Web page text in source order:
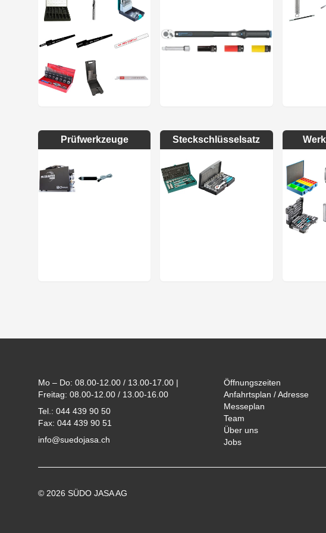
Prüfwerkzeuge Steckschlüsselsatz
Mo – Do: 08.00-12.00 / 13.00-17.00 |
Freitag: 08.00-12.00 / 13.00-16.00
Tel.: 044 439 90 50
Fax: 044 439 90 51
info@suedojasa.ch
Öffnungszeiten
Anfahrtsplan / Adresse
Messeplan
Team
Über uns
Jobs
© 2026 SÜDO JASA AG